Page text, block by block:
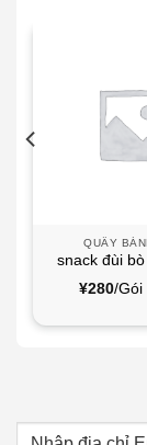
QUẦY
snack đùi
¥280/Gói